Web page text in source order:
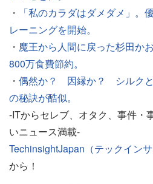
・
「私のカラダはダメダメ」。
レーニングを開始。
・ 魔王から人間に戻った杉田か
800万食費節約。
・ 偶然か？ 因縁か？ シルクと
の秘訣が酷似。
-ITからセレブ、オタク、事件・
いニュース満載-
TechinsightJapan（テックインサ
から！